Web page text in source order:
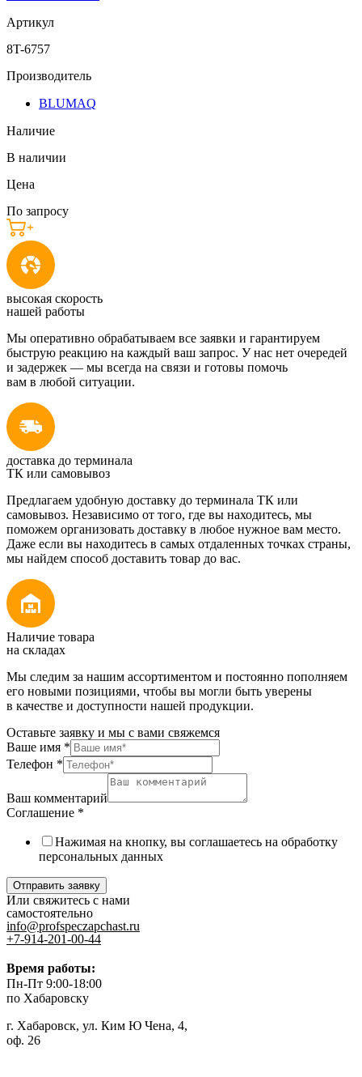
Артикул
8T-6757
Производитель
BLUMAQ
Наличие
В наличии
Цена
По запросу
высокая скорость
нашей работы
Мы оперативно обрабатываем все заявки и гарантируем
быструю реакцию на каждый ваш запрос. У нас нет очередей
и задержек — мы всегда на связи и готовы помочь
вам в любой ситуации.
доставка до терминала
ТК или самовывоз
Предлагаем удобную доставку до терминала ТК или
самовывоз. Независимо от того, где вы находитесь, мы
поможем организовать доставку в любое нужное вам место.
Даже если вы находитесь в самых отдаленных точках страны,
мы найдем способ доставить товар до вас.
Наличие товара
на складах
Мы следим за нашим ассортиментом и постоянно пополняем
его новыми позициями, чтобы вы могли быть уверены
в качестве и доступности нашей продукции.
Оставьте заявку и мы с вами свяжемся
Ваше имя *
Телефон *
Ваш комментарий
Соглашение *
Нажимая на кнопку, вы соглашаетесь на обработку
персональных данных
Отправить заявку
Или свяжитесь с нами
самостоятельно
info@profspeczapchast.ru
+7-914-201-00-44
Время работы:
Пн-Пт 9:00-18:00
по Хабаровску
г. Хабаровск, ул. Ким Ю Чена, 4,
оф. 26